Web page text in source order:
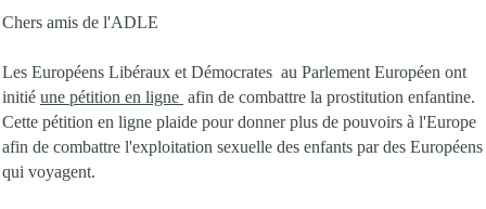
Chers amis de l'ADLE
Les Européens Libéraux et Démocrates au Parlement Européen ont
initié une pétition en ligne afin de combattre la prostitution enfantine.
Cette pétition en ligne plaide pour donner plus de pouvoirs à l'Europe
afin de combattre l'exploitation sexuelle des enfants par des Européens
qui voyagent.